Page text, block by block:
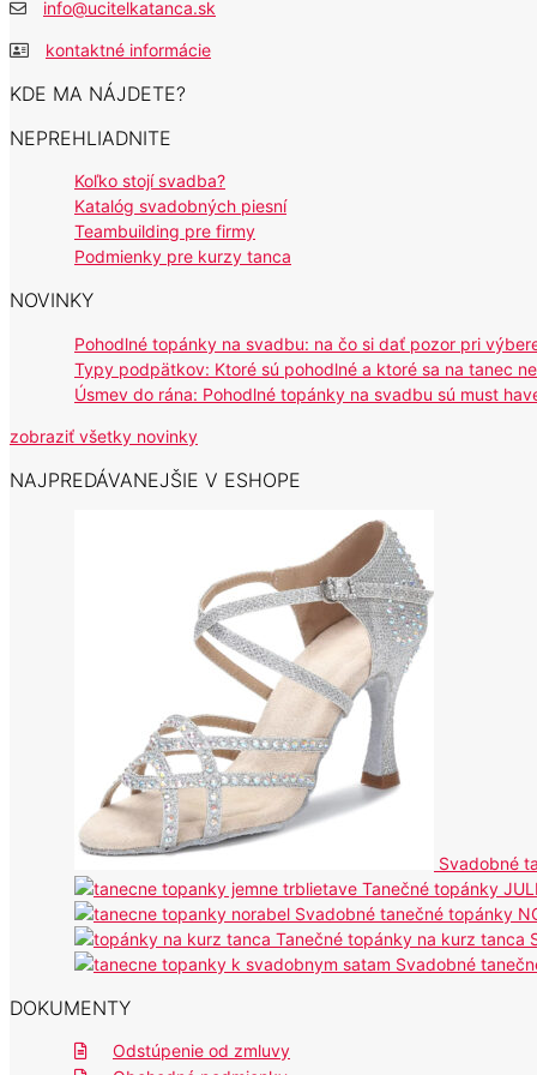
info@ucitelkatanca.sk
kontaktné informácie
KDE MA NÁJDETE?
NEPREHLIADNITE
Koľko stojí svadba?
Katalóg svadobných piesní
Teambuilding pre firmy
Podmienky pre kurzy tanca
NOVINKY
Pohodlné topánky na svadbu: na čo si dať pozor pri
Typy podpätkov: Ktoré sú pohodlné a ktoré sa na tanec
Úsmev do rána: Pohodlné topánky na svadbu sú must
zobraziť všetky novinky
NAJPREDÁVANEJŠIE V ESHOPE
Svadobné
Tanečné topánky
Svadobné tanečné topánky
Tanečné topánky na kurz tanca
Svadobné
DOKUMENTY
Odstúpenie od zmluvy